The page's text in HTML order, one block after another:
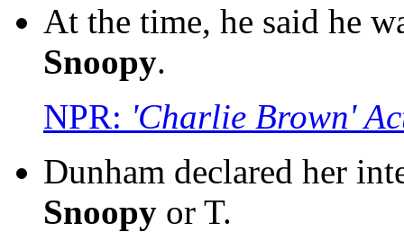
At the time, he said he
Snoopy.
NPR: 'Charlie Brown'
Dunham declared her
Snoopy or T.